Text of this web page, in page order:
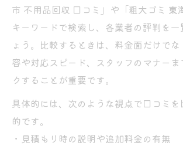
法
不用品回収と粗大ごみ収集日
市 不用品回収 口コミ」や「粗大ゴミ 東
キーワードで検索し、各業者の評判を
ょう。比較するときは、料金面だけで
容や対応スピード、スタッフのマナーま
クすることが重要です。
具体的には、次のような視点で口コミ
的です。
・見積もり時の説明や追加料金の有無